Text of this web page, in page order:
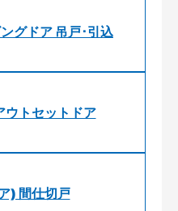
グドア 吊戸･引込
トセットドア
) 間仕切戸